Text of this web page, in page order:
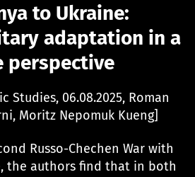
to Ukraine:
adaptation in a
perspective
Studies, 06.08.2025, Roman
Moritz Nepomuk Kueng]
Russo-Chechen War with
the authors find that in both